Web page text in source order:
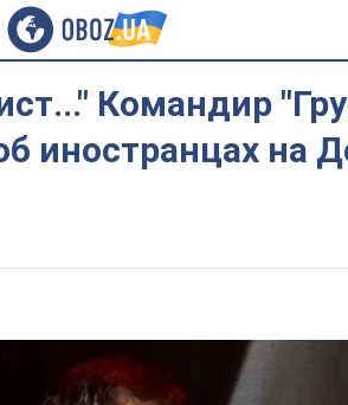
Командир
иностранцах на